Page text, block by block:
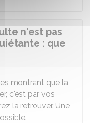
n'est pas
: que
montrant que la
c'est par vos
la retrouver. Une